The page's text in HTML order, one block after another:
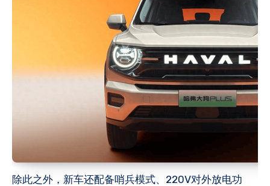
除此之外，新车还配备哨兵模式、220V对外放电功